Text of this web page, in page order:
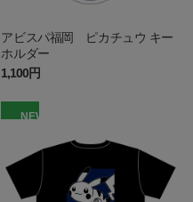
アビスパ福岡 ピカチュウ キー
ホルダー
1,100円
NEW